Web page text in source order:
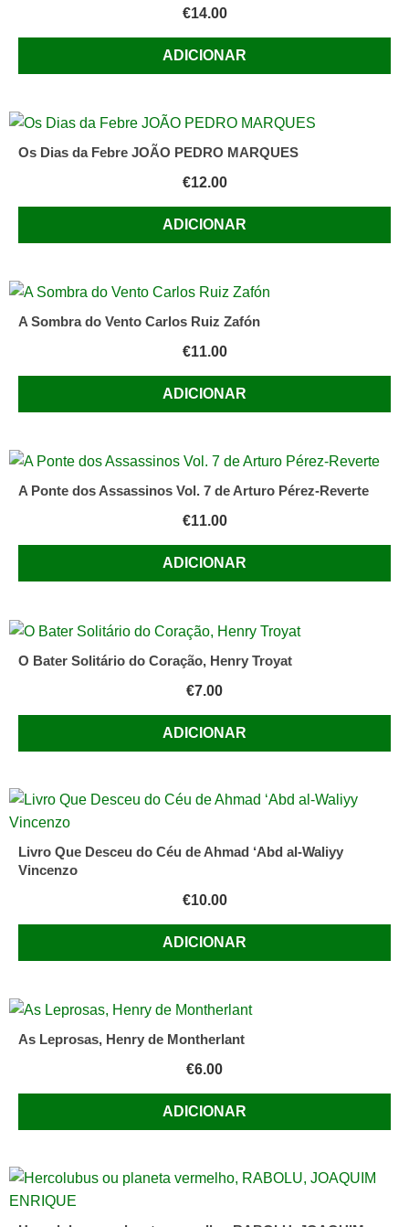
€14.00
ADICIONAR
Os Dias da Febre JOÃO PEDRO MARQUES
€12.00
ADICIONAR
A Sombra do Vento Carlos Ruiz Zafón
€11.00
ADICIONAR
A Ponte dos Assassinos Vol. 7 de Arturo Pérez-Reverte
€11.00
ADICIONAR
O Bater Solitário do Coração, Henry Troyat
€7.00
ADICIONAR
Livro Que Desceu do Céu de Ahmad ‘Abd al-Waliyy
Vincenzo
€10.00
ADICIONAR
As Leprosas, Henry de Montherlant
€6.00
ADICIONAR